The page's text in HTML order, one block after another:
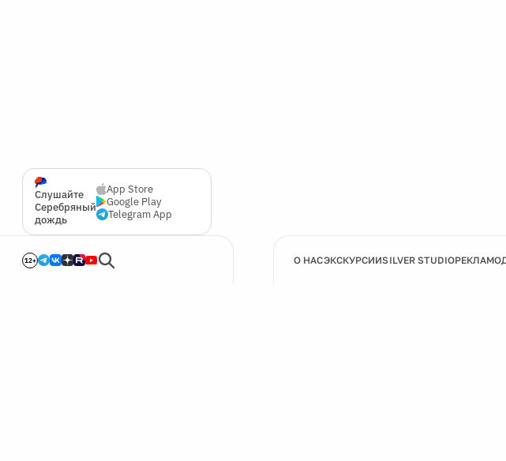
Слушайте
Серебряный
дождь
App Store
Google Play
Telegram App
12+ О НАСЭКСКУРСИИSILVER STUDIO